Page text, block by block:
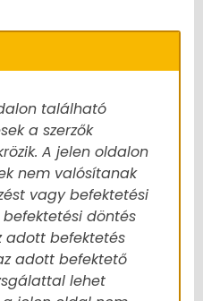
található
a szerzők
A jelen oldalon
nem valósítanak
vagy befektetési
döntés
adott befektetés
adott befektető
lehet